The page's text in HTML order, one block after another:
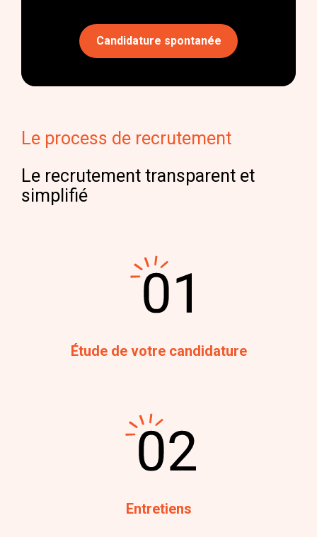
Candidature spontanée
Le process de recrutement
Le recrutement transparent et
simplifié
Étude de votre candidature
Entretiens